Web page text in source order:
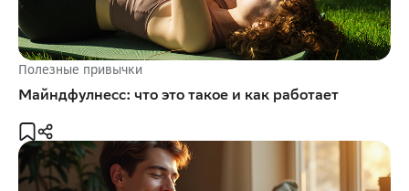
Полезные привычки
Майндфулнесс: что это такое и как работает